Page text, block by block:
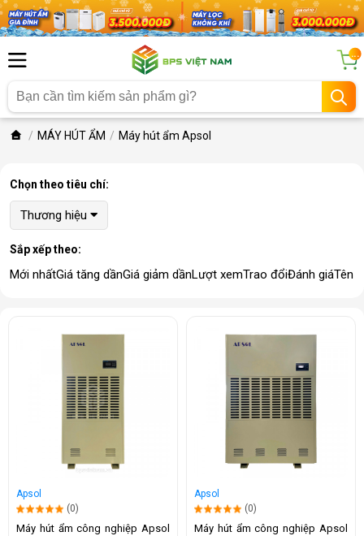
...
MÁY HÚT ẨM Máy hút ẩm Apsol
Chọn theo tiêu chí:
Thương hiệu
Sắp xếp theo:
Mới nhấtGiá tăng dầnGiá giảm dầnLượt xemTrao đổiĐánh giáTên
Apsol
(0)
Máy hút ẩm công nghiệp Apsol
Apsol
(0)
Máy hút ẩm công nghiệp Apsol